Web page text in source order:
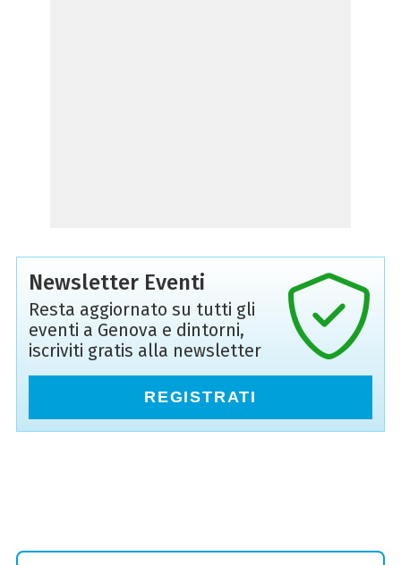
Newsletter Eventi
Resta aggiornato su tutti gli
eventi a Genova e dintorni,
iscriviti gratis alla newsletter
REGISTRATI